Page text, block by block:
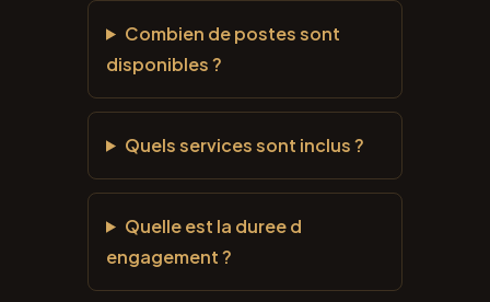
Combien de postes sont
disponibles ?
Quels services sont inclus ?
Quelle est la duree d
engagement ?